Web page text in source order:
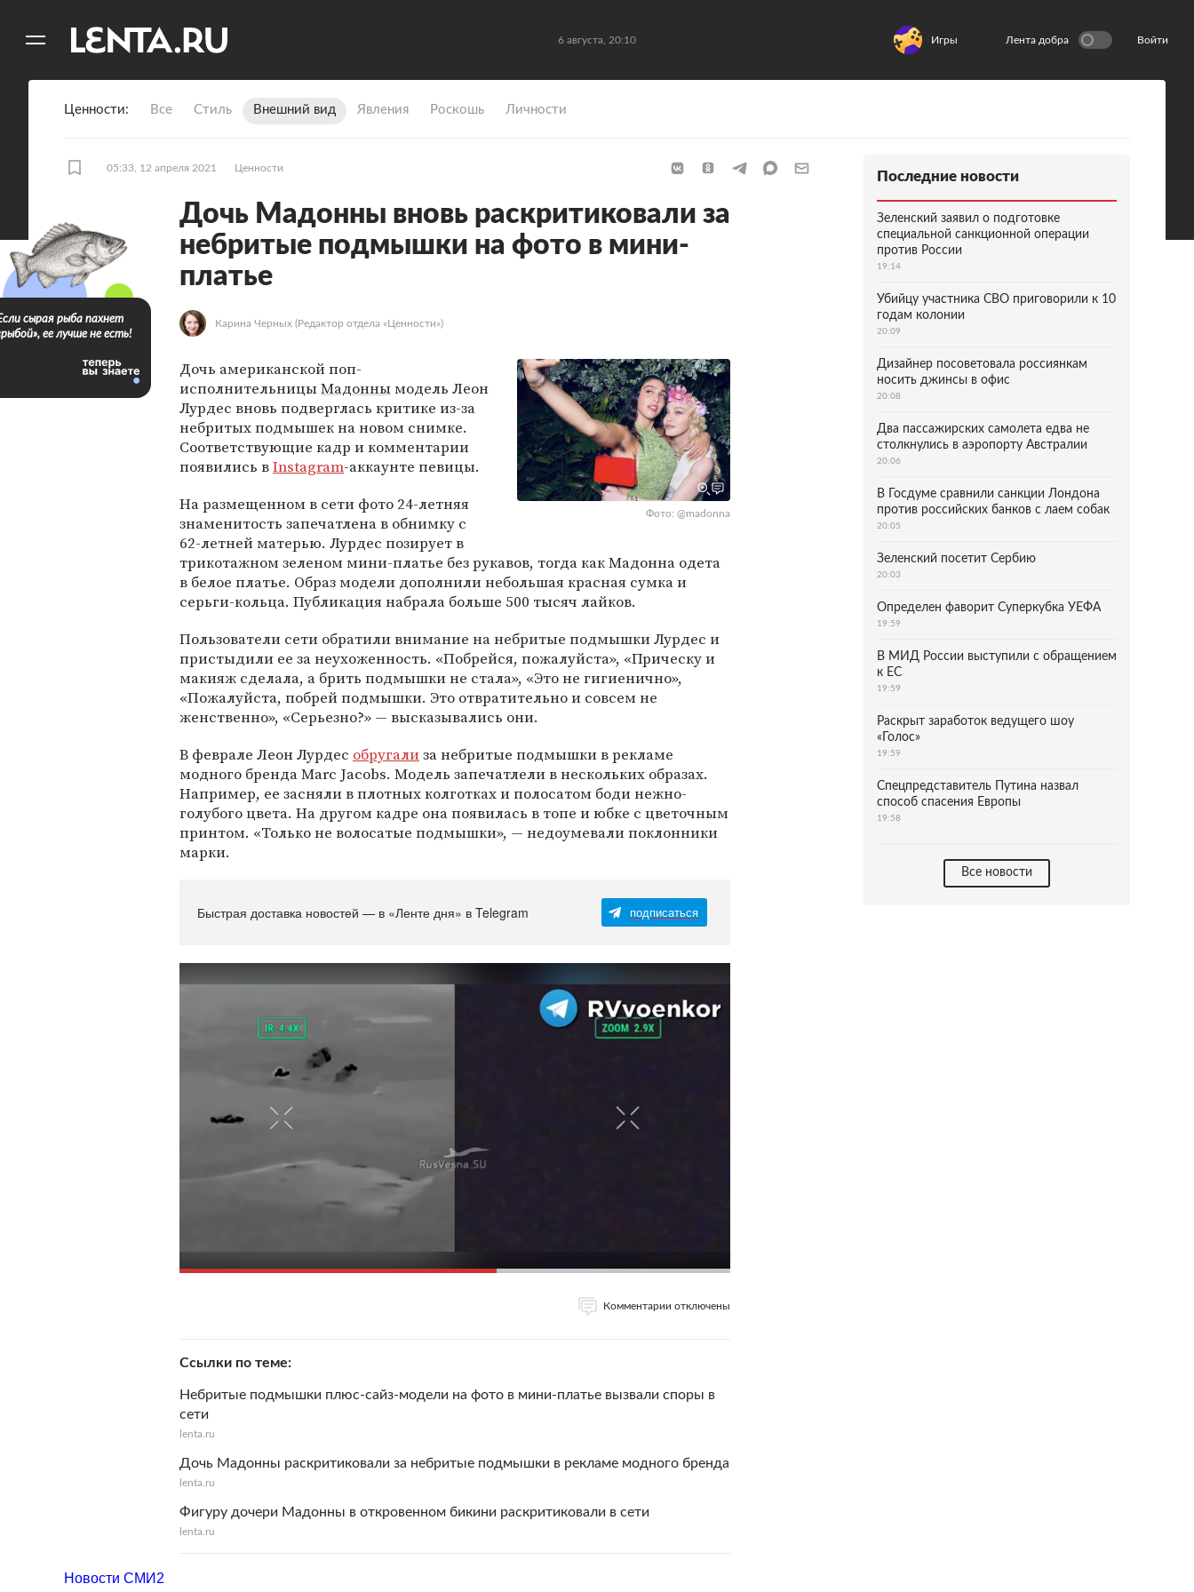
6 августа, 20:10 Игры Лента добра Войти
Ценности Все Стиль Внешний вид Явления Роскошь Личности
05:33, 12 апреля 2021 Ценности
Дочь Мадонны вновь раскритиковали за
небритые подмышки на фото в мини-
платье
Карина Черных (Редактор отдела «Ценности»)
Фото: @madonna
Дочь американской поп-
исполнительницыМадонны модель Леон
Лурдес вновь подверглась критике из-за
небритых подмышек на новом снимке.
Соответствующие кадр и комментарии
появились вInstagram-аккаунте певицы.
На размещенном в сети фото 24-летняя
знаменитость запечатлена в обнимку с
62-летней матерью. Лурдес позирует в
трикотажном зеленом мини-платье без рукавов, тогда как Мадонна одета
в белое платье. Образ модели дополнили небольшая красная сумка и
серьги-кольца. Публикация набрала больше 500 тысяч лайков.
Пользователи сети обратили внимание на небритые подмышки Лурдес и
пристыдили ее за неухоженность. «Побрейся, пожалуйста», «Прическу и
макияж сделала, а брить подмышки не стала», «Это не гигиенично»,
«Пожалуйста, побрей подмышки. Это отвратительно и совсем не
женственно», «Серьезно?» — высказывались они.
В феврале Леон Лурдес обругализа небритые подмышки в рекламе
модного бренда Marc Jacobs. Модель запечатлели в нескольких образах.
Например, ее засняли в плотных колготках и полосатом боди нежно-
голубого цвета. На другом кадре она появилась в топе и юбке с цветочным
принтом. «Только не волосатые подмышки», — недоумевали поклонники
марки.
Быстрая доставка новостей — в «Ленте дня» в Telegram подписаться
Комментарии отключены
Ссылки по теме
Небритые подмышки плюс-сайз-модели на фото в мини-платье вызвали споры в
сети
lenta.ru
Дочь Мадонны раскритиковали за небритые подмышки в рекламе модного бренда
lenta.ru
Фигуру дочери Мадонны в откровенном бикини раскритиковали в сети
lenta.ru
сырая рыба пахнет
ее лучше не есть!
Последние новости
Зеленский заявил о подготовке
специальной санкционной операции
против России
19:14
Убийцу участника СВО приговорили к 10
годам колонии
20:09
Дизайнер посоветовала россиянкам
носить джинсы в офис
20:08
Два пассажирских самолета едва не
столкнулись в аэропорту Австралии
20:06
В Госдуме сравнили санкции Лондона
против российских банков с лаем собак
20:05
Зеленский посетит Сербию
20:03
Определен фаворит Суперкубка УЕФА
19:59
В МИД России выступили с обращением
к ЕС
19:59
Раскрыт заработок ведущего шоу
«Голос»
19:59
Спецпредставитель Путина назвал
способ спасения Европы
19:58
Все новости
Новости СМИ2